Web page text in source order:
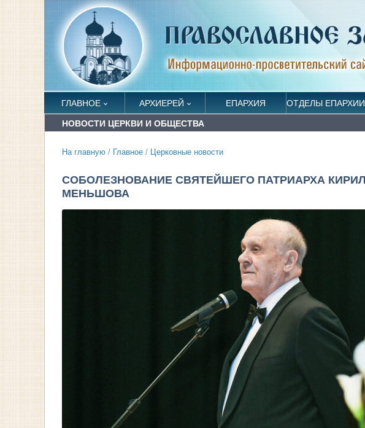
ГЛАВНОЕ АРХИЕРЕЙ ЕПАРХИЯ ОТДЕЛЫ ЕПАРХИИ
НОВОСТИ ЦЕРКВИ И ОБЩЕСТВА
На главную / Главное / Церковные новости
СОБОЛЕЗНОВАНИЕ СВЯТЕЙШЕГО ПАТРИАРХА
МЕНЬШОВА